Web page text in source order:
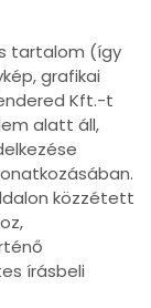
tartalom (így
grafikai
Kft.-t
alatt áll,
közzétett
írásbeli